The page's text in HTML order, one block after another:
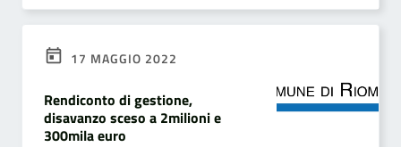
17 MAGGIO 2022
Rendiconto di gestione,
disavanzo sceso a 2milioni e
300mila euro